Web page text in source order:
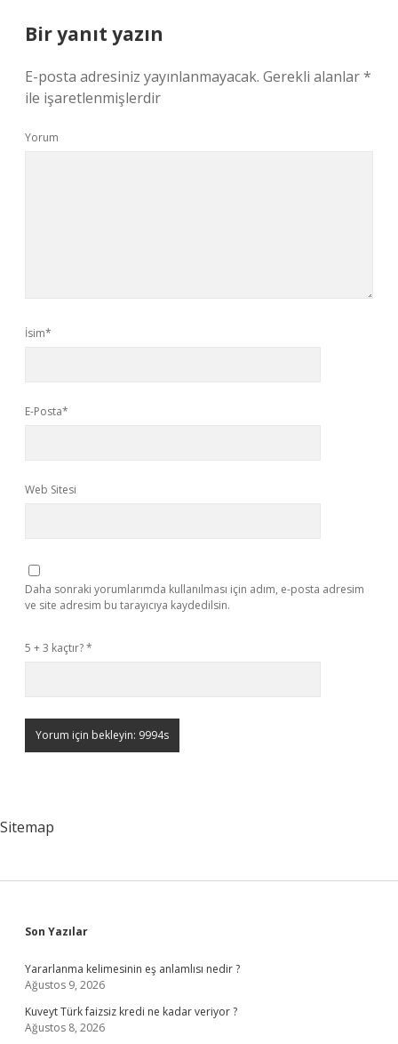
Bir yanıt yazın
E-posta adresiniz yayınlanmayacak. Gerekli alanlar*
ile işaretlenmişlerdir
Yorum
İsim*
E-Posta*
Web Sitesi
Daha sonraki yorumlarımda kullanılması için adım, e-posta adresim
ve site adresim bu tarayıcıya kaydedilsin.
5 + 3 kaçtır?*
Sitemap
Sidebar
Son Yazılar
Yararlanma kelimesinin eş anlamlısı nedir ?
Ağustos 9, 2026
Kuveyt Türk faizsiz kredi ne kadar veriyor ?
Ağustos 8, 2026